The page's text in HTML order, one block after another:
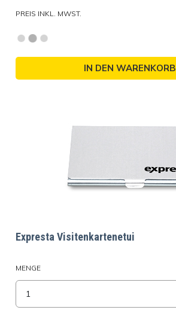
PREIS INKL. MWST.
IN DEN WARENKORB
Expresta Visitenkartenetui
MENGE